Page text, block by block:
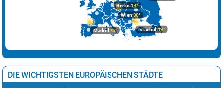
Istanbul19°
Wien30°
Berlin14°
Madrid25°
DIE WICHTIGSTEN EUROPÄISCHEN STÄDTE